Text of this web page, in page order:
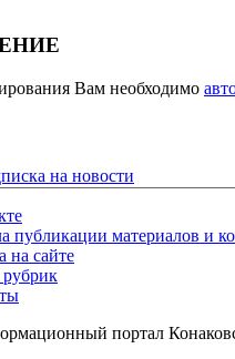
Вам необходимо
на новости
публикации материалов и
на сайте
портал